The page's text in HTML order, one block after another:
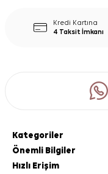
Kredi Kartına
4 Taksit İmkanı
Kategoriler
Önemli Bilgiler
Hızlı Erişim